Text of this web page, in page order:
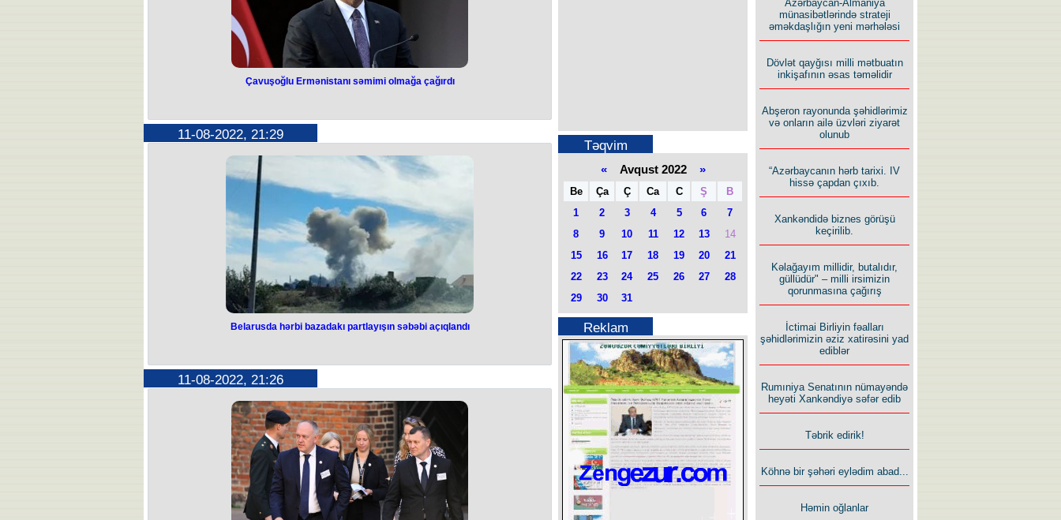
olmağa çağırdı
Türkiyənin xarici işlər naziri Mövlud Çavuşoğlu deyib. O bildirib ki,
Ermənistanla normallaşma prosesi Azərbaycanla koordinasiyalı şəkildə
aparılır. "Ermənistanda bundan bir az narahat olurlar, amma biz şəffaf
ölkəyik. Normallaşma prosesi ikitərəfli olsa da, bütün Cənubi Qafqazın
sabitliyi üçün hamının addım atması lazımdır”, - deyə nazir qeyd edib.
Türkiyə XİN başçısı Ermənistanı prosesdən yayınmamağa, səmimi
olmağa çağırıb.
Çavuşoğlu Ermənistanı səmimi olmağa çağırdı
11-08-2022, 21:29
partlayışın səbəbi açıqlandı
bazalardan birində gecə saatlarında eşidilən partlayışların səbəbi
açıqlanıb. Bu barədə Belarus Müdafiə Nazirliyi məlumat yayıb. Məlumata
görə, Ziabrovka hərbi hava limanı yaxınlığında gecə yarısından sonra
səkkiz partlayış səsi eşidilib. Bazada "texniki insident" baş verdiyi bildirilir.
Nazirlik bir avtomobilin mühərriki dəyişdirildikdən sonra yandığını
vurğulayıb. Hadisə zamanı xəsarət alan olmayıb.
Belarusda hərbi bazadakı partlayışın səbəbi açıqlandı
11-08-2022, 21:26
Təqvim
«Avqust 2022 »
Be Ça Ç Ca C Ş
B
1
2 3 4 5 6
7
8
9 10 11 12 13
14
15
16 17 18 19 20
21
22
23 24 25 26 27
28
29
30 31
Reklam
Azərbaycan-Almaniya
münasibətlərində strateji
əməkdaşlığın yeni mərhələsi
Dövlət qayğısı milli mətbuatın
inkişafının əsas təməlidir
Abşeron rayonunda şəhidlərimiz
və onların ailə üzvləri ziyarət
olunub
“Azərbaycanın hərb tarixi. IV
hissə çapdan çıxıb.
Xankəndidə biznes görüşü
keçirilib.
Kəlağayım millidir, butalıdır,
güllüdür" – milli irsimizin
qorunmasına çağırış
İctimai Birliyin fəalları
şəhidlərimizin əziz xatirəsini yad
ediblər
Rumıniya Senatının nümayəndə
heyəti Xankəndiyə səfər edib
Təbrik edirik!
Köhnə bir şəhəri eylədim abad...
Həmin oğlanlar